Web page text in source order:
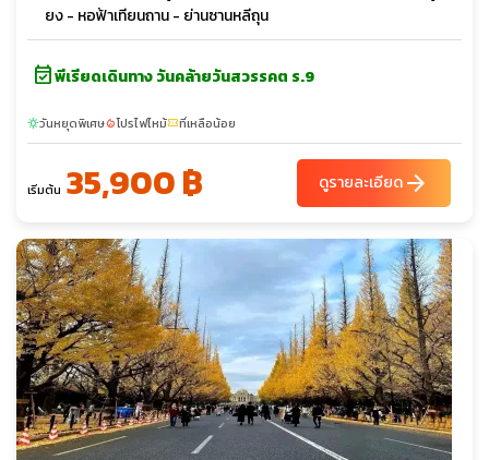
ยง - หอฟ้าเทียนถาน - ย่านซานหลีถุน
event_availableพีเรียดเดินทาง วันคล้ายวันสวรรคต ร.9
sunnyวันหยุดพิเศษlocal_fire_departmentโปรไฟไหม้confirmation_numberที่เหลือน้อย
เริ่มต้น 35,900 ฿ ดูรายละเอียดarrow_forward